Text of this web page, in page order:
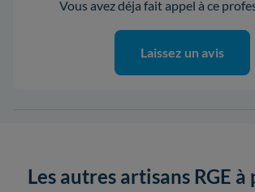
Vous avez déja fait appel à ce
Laissez un avis
Les autres artisans RGE